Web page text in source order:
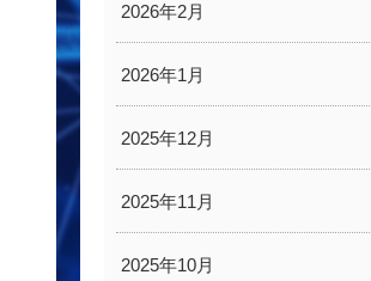
2026年2月
2026年1月
2025年12月
2025年11月
2025年10月